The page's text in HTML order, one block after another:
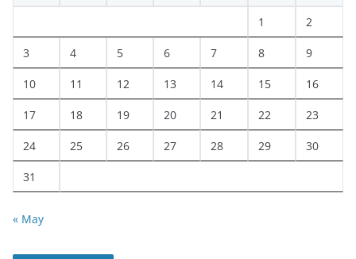
1 2
3 4 5 6 7 8 9
10 11 12 13 14 15 16
17 18 19 20 21 22 23
24 25 26 27 28 29 30
31
« May